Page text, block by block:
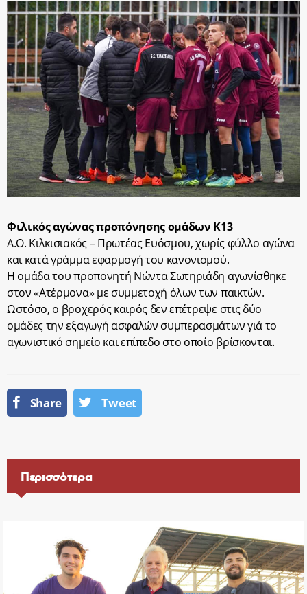
Φιλικός αγώνας προπόνησης ομάδων Κ13
Α.Ο. Κιλκισιακός – Πρωτέας Ευόσμου, χωρίς φύλλο αγώνα
και κατά γράμμα εφαρμογή του κανονισμού.
Η ομάδα του προπονητή Νώντα Σωτηριάδη αγωνίσθηκε
στον «Ατέρμονα» με συμμετοχή όλων των παικτών.
Ωστόσο, ο βροχερός καιρός δεν επέτρεψε στις δύο
ομάδες την εξαγωγή ασφαλών συμπερασμάτων γιά το
αγωνιστικό σημείο και επίπεδο στο οποίο βρίσκονται.
Share Tweet
Περισσότερα